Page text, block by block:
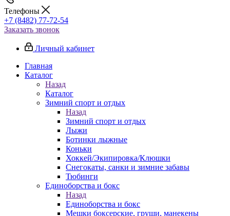
Телефоны
+7 (8482) 77-72-54
Заказать звонок
Личный кабинет
Главная
Каталог
Назад
Каталог
Зимний спорт и отдых
Назад
Зимний спорт и отдых
Лыжи
Ботинки лыжные
Коньки
Хоккей/Экипировка/Клюшки
Снегокаты, санки и зимние забавы
Тюбинги
Единоборства и бокс
Назад
Единоборства и бокс
Мешки боксерские, груши, манекены